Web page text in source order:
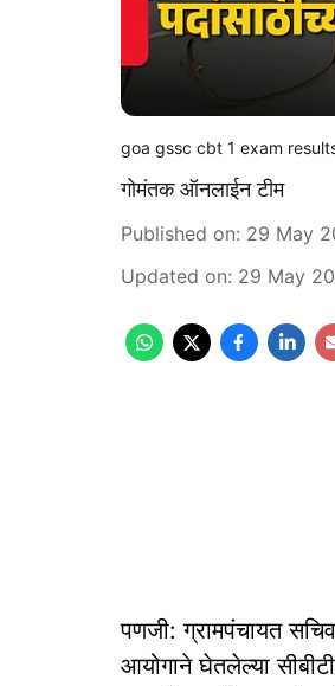
goa gssc cbt 1 exam
गोमंतक ऑनलाईन टीम
Published on: 29 May
Updated on: 29 May
पणजी: ग्रामपंचायत
आयोगाने घेतलेल्‍या